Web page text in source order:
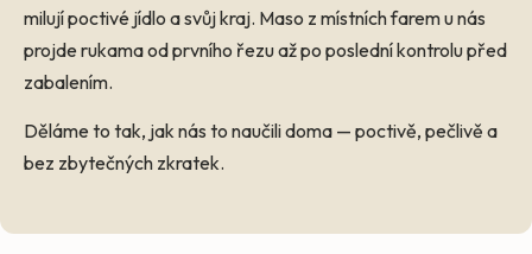
milují poctivé jídlo a svůj kraj. Maso z místních farem u nás
projde rukama od prvního řezu až po poslední kontrolu před
zabalením.
Děláme to tak, jak nás to naučili doma — poctivě, pečlivě a
bez zbytečných zkratek.